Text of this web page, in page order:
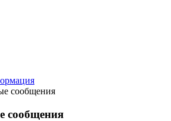
сообщения
сообщения